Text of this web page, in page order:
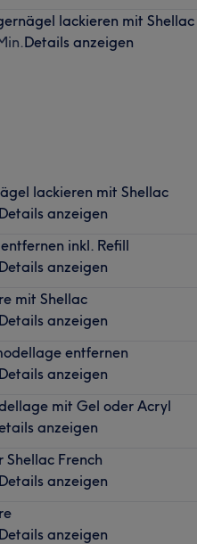
lackieren mit Shellac
Details anzeigen
lackieren mit Shellac
Details anzeigen
inkl. Refill
Details anzeigen
mit Shellac
Details anzeigen
entfernen
Details anzeigen
mit Gel oder Acryl
anzeigen
Shellac French
Details anzeigen
Details anzeigen